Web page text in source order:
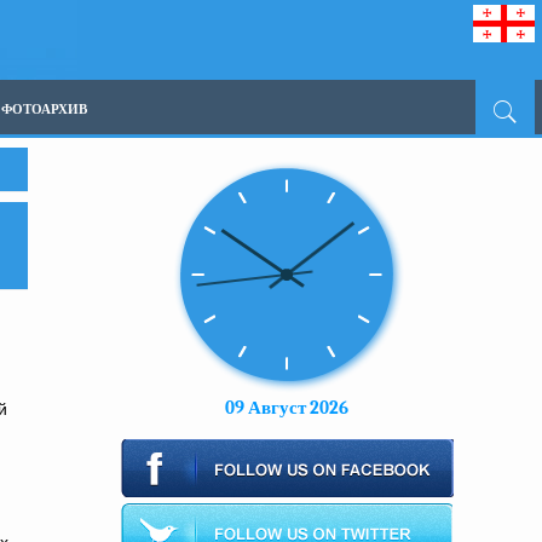
ФОТОАРХИВ
09 Август 2026